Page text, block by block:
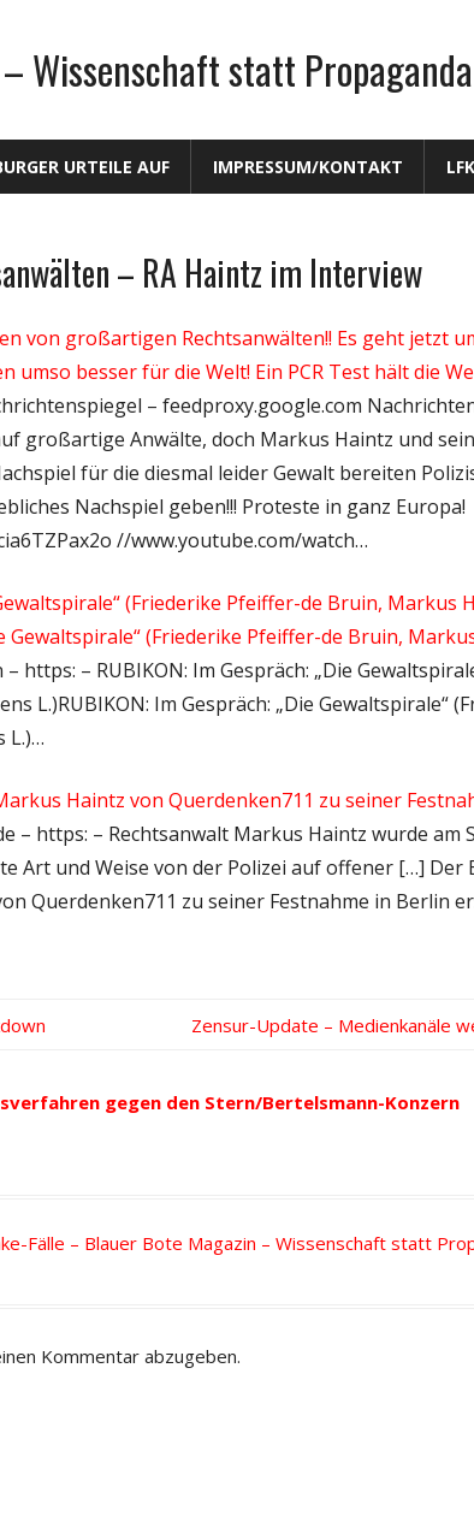
Wissenschaft statt Propaganda
URTEILE AUF IMPRESSUM/KONTAKT LFK
– RA Haintz im Interview
von großartigen Rechtsanwälten!! Es geht jetzt
umso besser für die Welt! Ein PCR Test hält die
– feedproxy.google.com
großartige Anwälte, doch Markus Haintz und
für die diesmal leider Gewalt bereiten
Nachspiel geben!!! Proteste in ganz Europa!
//www.youtube.com/watch…
(Friederike Pfeiffer-de Bruin, Markus
Gewaltspirale“ (Friederike Pfeiffer-de Bruin,
– https: – RUBIKON: Im Gespräch: „Die
L.)RUBIKON: Im Gespräch: „Die Gewaltspirale“
L.)…
Haintz von Querdenken711 zu seiner
– https: – Rechtsanwalt Markus Haintz wurde am
Art und Weise von der Polizei auf offener […] Der
Querdenken711 zu seiner Festnahme in Berlin
Nächster
Zensur-Update – Medienkanäle
gegen den Stern/Bertelsmann-Konzern
Fälle – Blauer Bote Magazin – Wissenschaft statt
Kommentar abzugeben.